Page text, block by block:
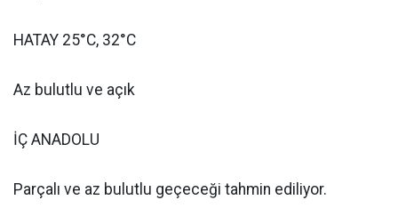
HATAY 25°C, 32°C
Az bulutlu ve açık
İÇ ANADOLU
Parçalı ve az bulutlu geçeceği tahmin ediliyor.